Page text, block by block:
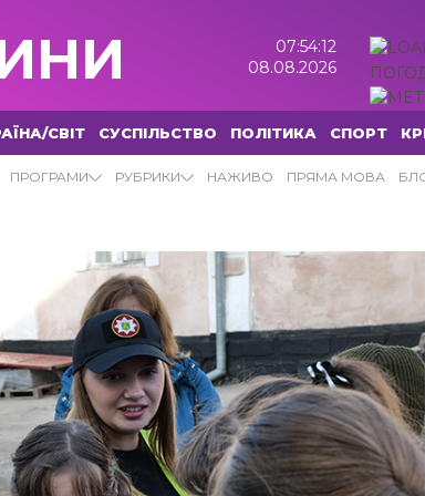
07:54:12
08.08.2026
СВІТ СУСПІЛЬСТВО ПОЛІТИКА СПОРТ
ПРОГРАМИ РУБРИКИ НАЖИВО ПРЯМА МОВА